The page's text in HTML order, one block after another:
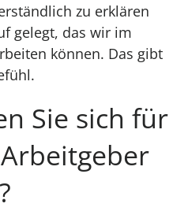
zu erklären
gelegt, das wir im
können. Das gibt
Sie sich für